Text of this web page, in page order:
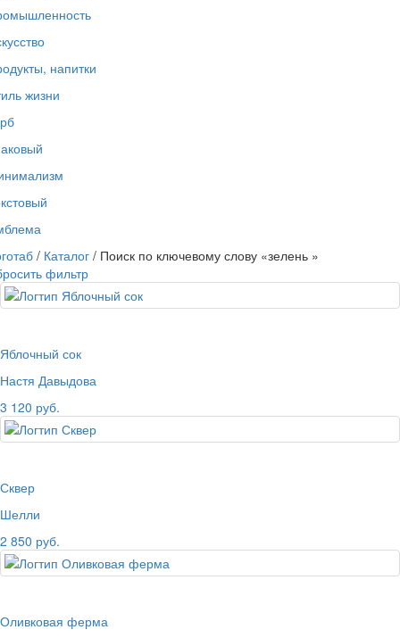
напитки
жизни
/ Каталог / Поиск по ключевому слову «зелень »
фильтр
Яблочный сок
Настя Давыдова
3 120 руб.
Сквер
Шелли
2 850 руб.
Оливковая ферма